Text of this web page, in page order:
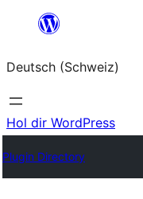
springen
Deutsch (Schweiz)
Hol dir WordPress
Plugin Directory